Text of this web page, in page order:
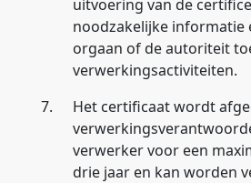
uitvoering van de
noodzakelijke informatie
orgaan of de autoriteit
verwerkingsactiviteiten.
7.
Het certificaat wordt
verwerker voor een
drie jaar en kan worden